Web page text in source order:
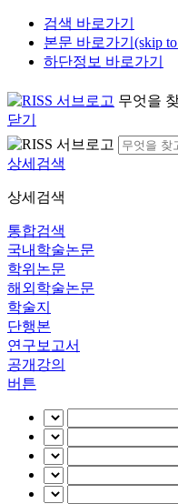
검색 바로가기
본문 바로가기(skip to
하단정보 바로가기
무엇을
닫기
상세검색
상세검색
통합검색
국내학술논문
학위논문
해외학술논문
학술지
단행본
연구보고서
공개강의
버튼